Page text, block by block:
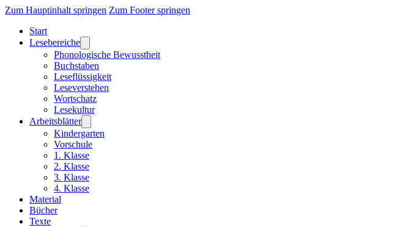
Zum Hauptinhalt springen Zum Footer springen
Start
Lesebereiche
Phonologische Bewusstheit
Buchstaben
Leseflüssigkeit
Leseverstehen
Wortschatz
Lesekultur
Arbeitsblätter
Kindergarten
Vorschule
1. Klasse
2. Klasse
3. Klasse
4. Klasse
Material
Bücher
Texte